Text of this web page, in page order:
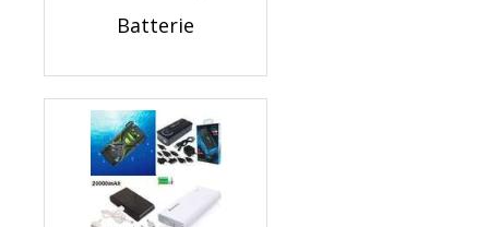
Batterie